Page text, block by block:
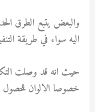
والبعض يتبع الطرق
اليه سواء في طريقة
حيث انه قد وصلت
خصوصا الالوان للحصول